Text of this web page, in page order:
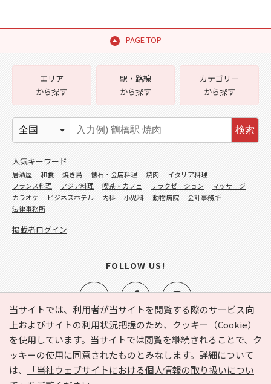
PAGE TOP
当サイトでは、利用者が当サイトを閲覧する際のサービス向
上およびサイトの利用状況把握のため、クッキー（Cookie）
を使用しています。当サイトでは閲覧を継続されることで、ク
ッキーの使用に同意されたものとみなします。詳細について
は、
「当社ウェブサイトにおける個人情報の取り扱いについ
e-NAVITA（イーナビタ）とは？ お気に入り
ヘルプ
利用規約
個人情報の取り扱いについて
運営会社
サイトマップ
広告掲載に関するお問い合わせ
エリア
から探す
駅・路線
から探す
カテゴリー
から探す
検索
人気キーワード
居酒屋 和食 焼き鳥 懐石・会席料理 焼肉
イタリア料理
フランス料理
アジア料理 喫茶・カフェ リラクゼーション
マッサージ
カラオケ
ビジネスホテル 内科 小児科 動物病院
会計事務所
法律事務所
掲載者ログイン
FOLLOW US!